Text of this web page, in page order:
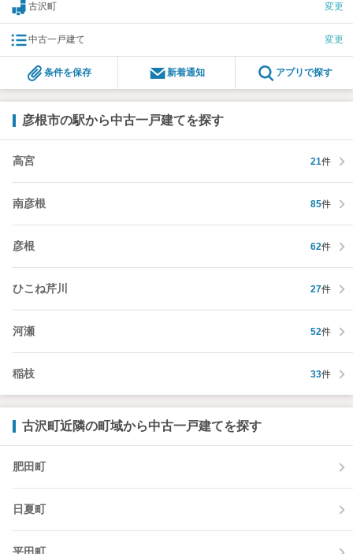
古沢町 変更
中古一戸建て 変更
条件を保存 新着通知 アプリで探す
彦根市の駅から中古一戸建てを探す
高宮 21件
南彦根 85件
彦根 62件
ひこね芹川 27件
河瀬 52件
稲枝 33件
古沢町近隣の町域から中古一戸建てを探す
肥田町
日夏町